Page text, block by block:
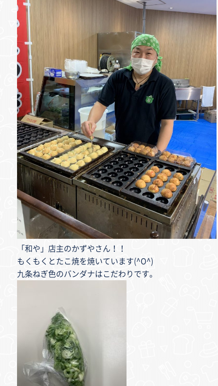
「和や」店主のかずやさん！！
もくもくとたこ焼を焼いています(^O^)
九条ねぎ色のバンダナはこだわりです。